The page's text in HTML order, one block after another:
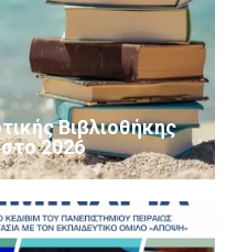
Βιβλιοθήκης
2026